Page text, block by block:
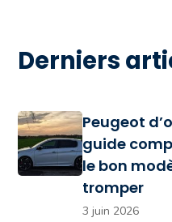
Derniers
Peugeot
guide
le bon
tromper
3 juin 2026